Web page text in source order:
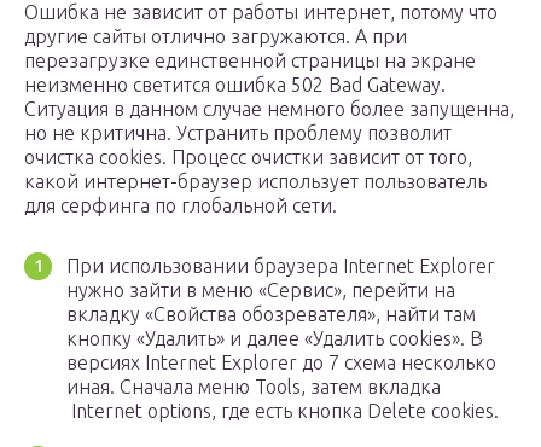
Ошибка не зависит от работы интернет, потому что
другие сайты отлично загружаются. А при
перезагрузке единственной страницы на экране
неизменно светится ошибка 502 Bad Gateway.
Ситуация в данном случае немного более запущенна,
но не критична. Устранить проблему позволит
очистка cookies. Процесс очистки зависит от того,
какой интернет-браузер использует пользователь
для серфинга по глобальной сети.
При использовании браузера Internet Explorer
нужно зайти в меню «Сервис», перейти на
вкладку «Свойства обозревателя», найти там
кнопку «Удалить» и далее «Удалить cookies». В
версиях Internet Explorer до 7 схема несколько
иная. Сначала меню Tools, затем вкладка
Internet options, где есть кнопка Delete cookies.